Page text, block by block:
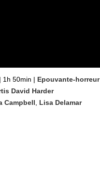
| 1h 50min | Epouvante-horreur
David Harder
Campbell Lisa Delamar